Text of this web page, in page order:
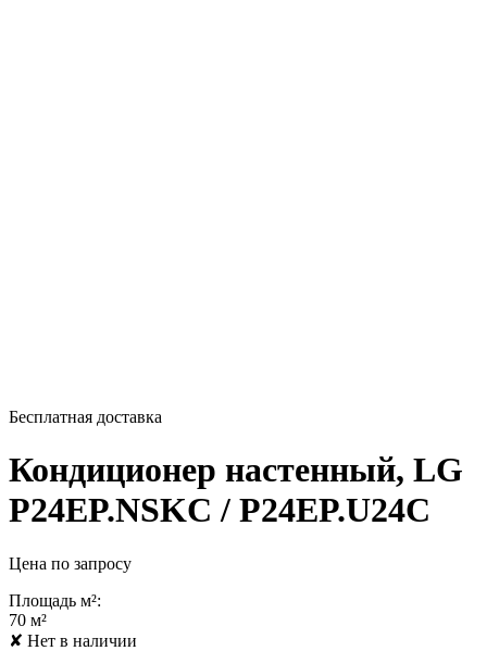
Бесплатная доставка
Кондиционер настенный, LG
P24EP.NSKC / P24EP.U24C
Цена по запросу
Площадь м²:
70 м²
✘ Нет в наличии